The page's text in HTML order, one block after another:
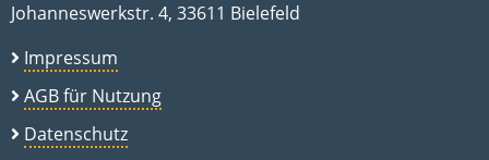
Johanneswerkstr. 4, 33611 Bielefeld
Impressum
AGB für Nutzung
Datenschutz